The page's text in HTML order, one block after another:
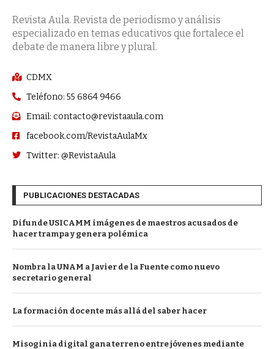
Revista Aula. Revista de periodismo y análisis
especializado en temas educativos que fortalece el
debate de manera libre y plural.
CDMX
Teléfono: 55 6864 9466
Email: contacto@revistaaula.com
facebook.com/RevistaAulaMx
Twitter: @RevistaAula
PUBLICACIONES DESTACADAS
Difunde USICAMM imágenes de maestros acusados de
hacer trampa y genera polémica
Nombra la UNAM a Javier de la Fuente como nuevo
secretario general
La formación docente más allá del saber hacer
Misoginia digital gana terreno entre jóvenes mediante